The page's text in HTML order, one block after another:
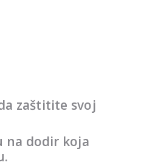
zaštitite svoj
na dodir koja